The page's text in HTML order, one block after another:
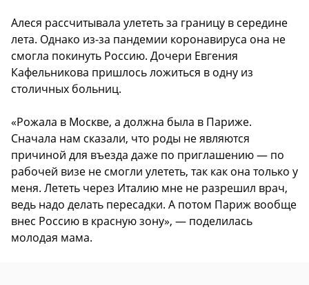
Алеся рассчитывала улететь за границу в середине
лета. Однако из-за пандемии коронавируса она не
смогла покинуть Россию. Дочери Евгения
Кафельникова пришлось ложиться в одну из
столичных больниц.
«Рожала в Москве, а должна была в Париже.
Сначала нам сказали, что роды не являются
причиной для въезда даже по приглашению — по
рабочей визе не смогли улететь, так как она только у
меня. Лететь через Италию мне не разрешил врач,
ведь надо делать пересадки. А потом Париж вообще
внес Россию в красную зону», — поделилась
молодая мама.